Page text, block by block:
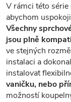
V rámci této
abychom
Všechny
jsou plně
ve stejných
instalaci a
instalovat
vaničku, nebo
možností